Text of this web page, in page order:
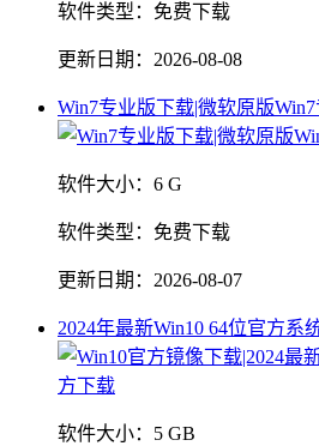
软件类型： 免费下载
更新日期： 2026-08-08
Win7专业版下载|微软原版
软件大小： 6 G
软件类型： 免费下载
更新日期： 2026-08-07
2024年最新Win10 64位官方系
软件大小： 5 GB